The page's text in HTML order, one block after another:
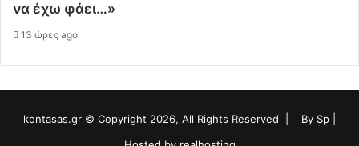
να έχω φάει…»
13 ώρες ago
kontasas.gr © Copyright 2026, All Rights Reserved | By Sp